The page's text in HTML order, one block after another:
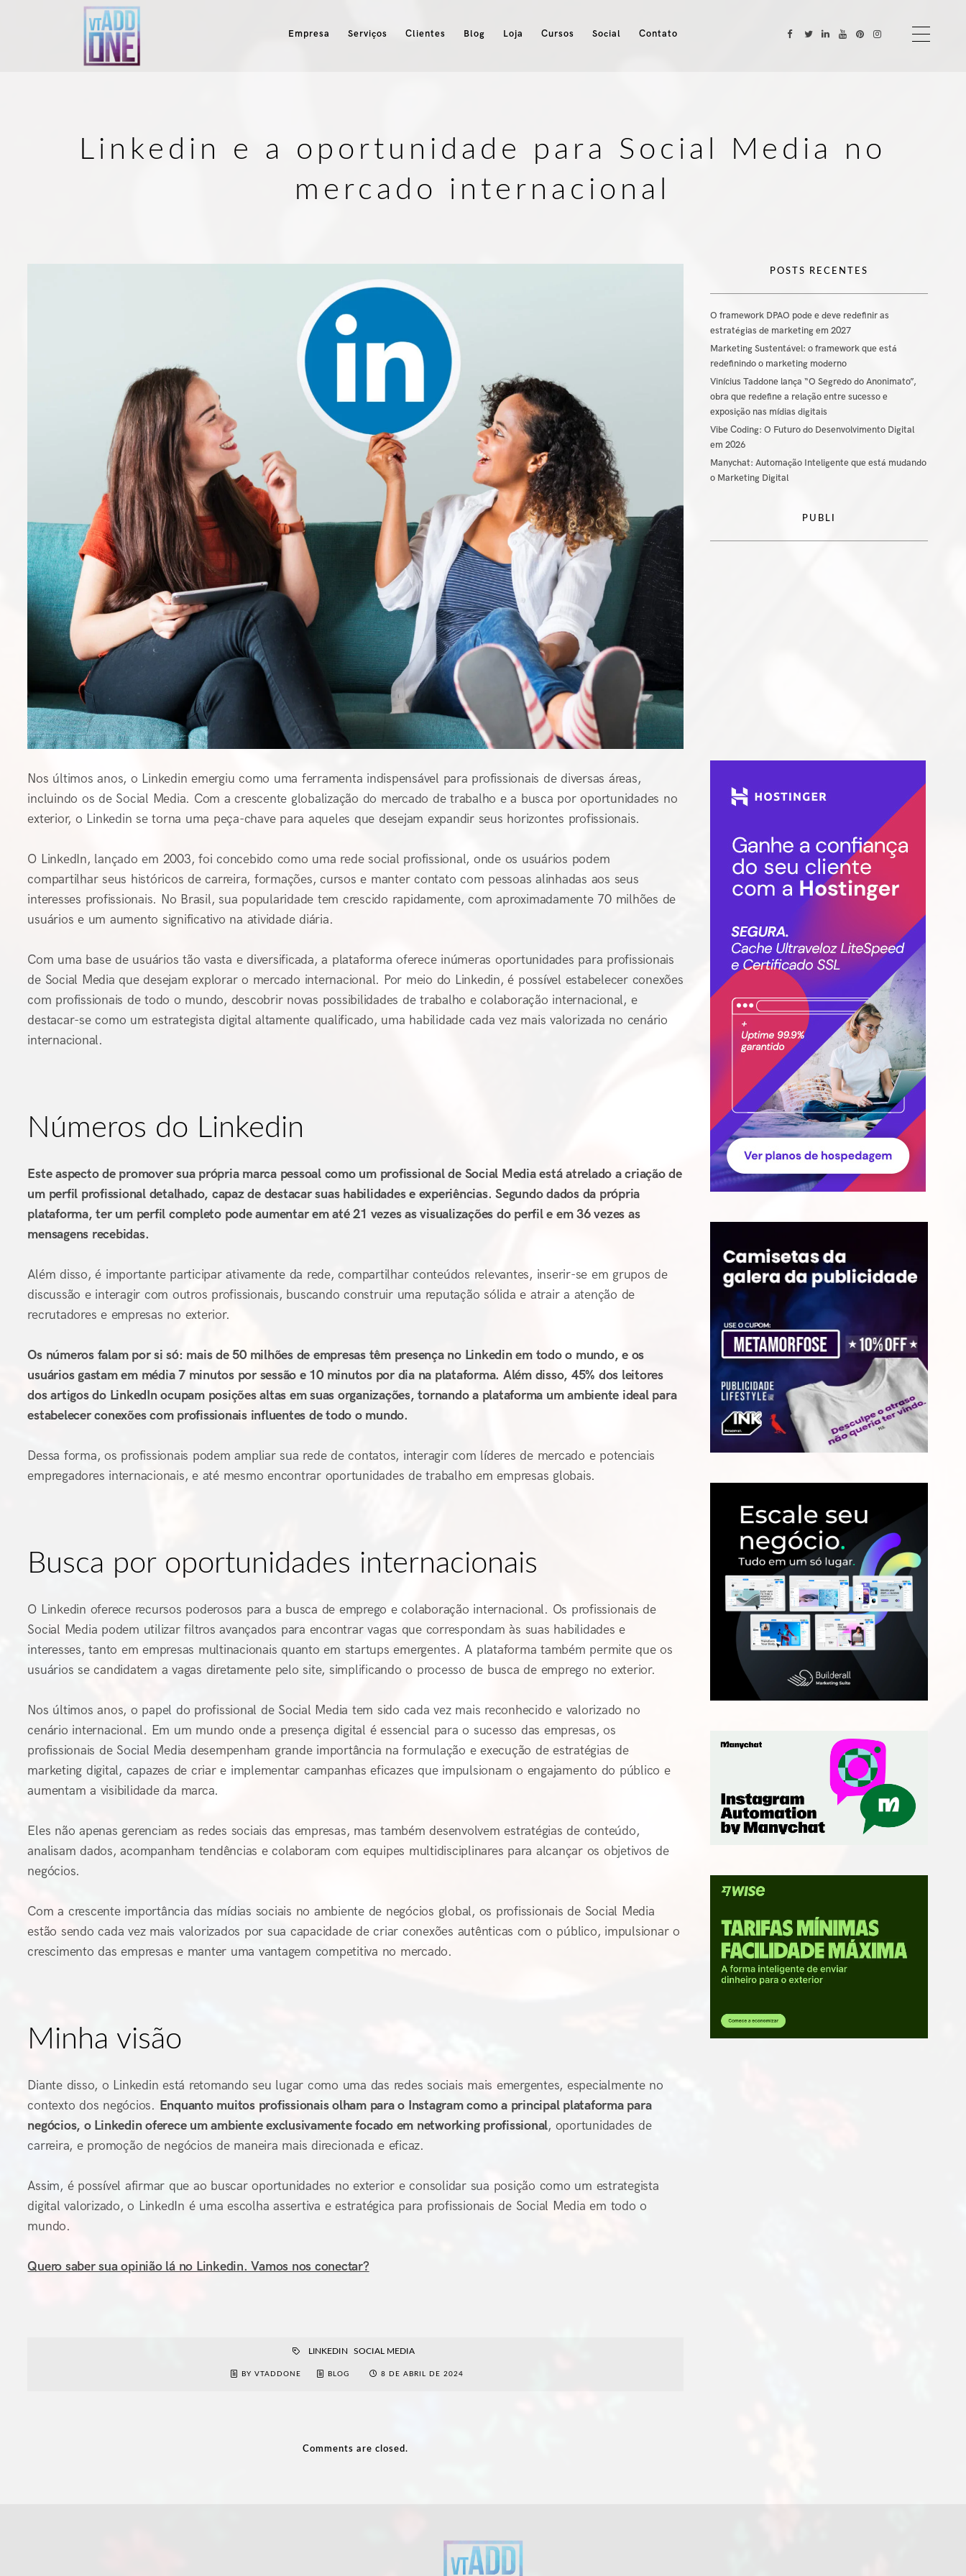
Empresa Serviços Clientes Blog Loja Cursos Social Contato
Linkedin e a oportunidade para Social Media no
mercado internacional
Nos últimos anos, o Linkedin emergiu como uma ferramenta indispensável para profissionais de diversas áreas,
incluindo os de Social Media. Com a crescente globalização do mercado de trabalho e a busca por oportunidades no
exterior, o Linkedin se torna uma peça-chave para aqueles que desejam expandir seus horizontes profissionais.
O LinkedIn, lançado em 2003, foi concebido como uma rede social profissional, onde os usuários podem
compartilhar seus históricos de carreira, formações, cursos e manter contato com pessoas alinhadas aos seus
interesses profissionais. No Brasil, sua popularidade tem crescido rapidamente, com aproximadamente 70 milhões de
usuários e um aumento significativo na atividade diária.
Com uma base de usuários tão vasta e diversificada, a plataforma oferece inúmeras oportunidades para profissionais
de Social Media que desejam explorar o mercado internacional. Por meio do Linkedin, é possível estabelecer conexões
com profissionais de todo o mundo, descobrir novas possibilidades de trabalho e colaboração internacional, e
destacar-se como um estrategista digital altamente qualificado, uma habilidade cada vez mais valorizada no cenário
internacional.
Números do Linkedin
Este aspecto de promover sua própria marca pessoal como um profissional de Social Media está atrelado a criação de
um perfil profissional detalhado, capaz de destacar suas habilidades e experiências. Segundo dados da própria
plataforma, ter um perfil completo pode aumentar em até 21 vezes as visualizações do perfil e em 36 vezes as
mensagens recebidas.
Além disso, é importante participar ativamente da rede, compartilhar conteúdos relevantes, inserir-se em grupos de
discussão e interagir com outros profissionais, buscando construir uma reputação sólida e atrair a atenção de
recrutadores e empresas no exterior.
Os números falam por si só: mais de 50 milhões de empresas têm presença no Linkedin em todo o mundo, e os
usuários gastam em média 7 minutos por sessão e 10 minutos por dia na plataforma. Além disso, 45% dos leitores
dos artigos do LinkedIn ocupam posições altas em suas organizações, tornando a plataforma um ambiente ideal para
estabelecer conexões com profissionais influentes de todo o mundo.
Dessa forma, os profissionais podem ampliar sua rede de contatos, interagir com líderes de mercado e potenciais
empregadores internacionais, e até mesmo encontrar oportunidades de trabalho em empresas globais.
Busca por oportunidades internacionais
O Linkedin oferece recursos poderosos para a busca de emprego e colaboração internacional. Os profissionais de
Social Media podem utilizar filtros avançados para encontrar vagas que correspondam às suas habilidades e
interesses, tanto em empresas multinacionais quanto em startups emergentes. A plataforma também permite que os
usuários se candidatem a vagas diretamente pelo site, simplificando o processo de busca de emprego no exterior.
Nos últimos anos, o papel do profissional de Social Media tem sido cada vez mais reconhecido e valorizado no
cenário internacional. Em um mundo onde a presença digital é essencial para o sucesso das empresas, os
profissionais de Social Media desempenham grande importância na formulação e execução de estratégias de
marketing digital, capazes de criar e implementar campanhas eficazes que impulsionam o engajamento do público e
aumentam a visibilidade da marca.
Eles não apenas gerenciam as redes sociais das empresas, mas também desenvolvem estratégias de conteúdo,
analisam dados, acompanham tendências e colaboram com equipes multidisciplinares para alcançar os objetivos de
negócios.
Com a crescente importância das mídias sociais no ambiente de negócios global, os profissionais de Social Media
estão sendo cada vez mais valorizados por sua capacidade de criar conexões autênticas com o público, impulsionar o
crescimento das empresas e manter uma vantagem competitiva no mercado.
Minha visão
Diante disso, o Linkedin está retomando seu lugar como uma das redes sociais mais emergentes, especialmente no
contexto dos negócios. Enquanto muitos profissionais olham para o Instagram como a principal plataforma para
negócios, o Linkedin oferece um ambiente exclusivamente focado em networking profissional, oportunidades de
carreira, e promoção de negócios de maneira mais direcionada e eficaz.
Assim, é possível afirmar que ao buscar oportunidades no exterior e consolidar sua posição como um estrategista
digital valorizado, o LinkedIn é uma escolha assertiva e estratégica para profissionais de Social Media em todo o
mundo.
Quero saber sua opinião lá no Linkedin. Vamos nos conectar?
LINKEDIN SOCIAL MEDIA
BY VTADDONE BLOG 8 DE ABRIL DE 2024
Comments are closed.
POSTS RECENTES
O framework DPAO pode e deve redefinir as
estratégias de marketing em 2027
Marketing Sustentável: o framework que está
redefinindo o marketing moderno
Vinícius Taddone lança “O Segredo do Anonimato”,
obra que redefine a relação entre sucesso e
exposição nas mídias digitais
Vibe Coding: O Futuro do Desenvolvimento Digital
em 2026
Manychat: Automação Inteligente que está mudando
o Marketing Digital
PUBLI